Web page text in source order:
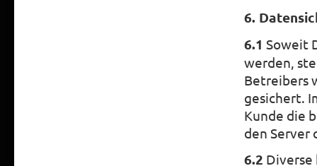
6.
6.1 Soweit
werden,
Betreibers
gesichert.
Kunde die
den Server
6.2